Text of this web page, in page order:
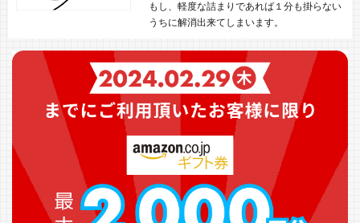
もし、軽度な詰まりであれば１分も掛らない
うちに解消出来てしまいます。